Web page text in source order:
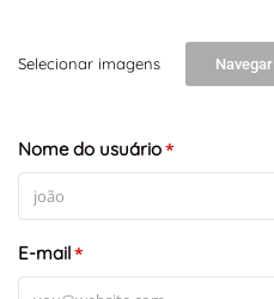
Selecionar imagens Navegar
Nome do usuário*
E-mail*